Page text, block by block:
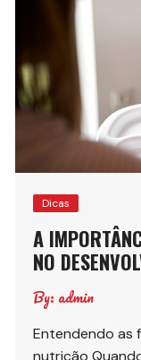
Dicas
A
NO
By: admin
Entendendo as
nutrição